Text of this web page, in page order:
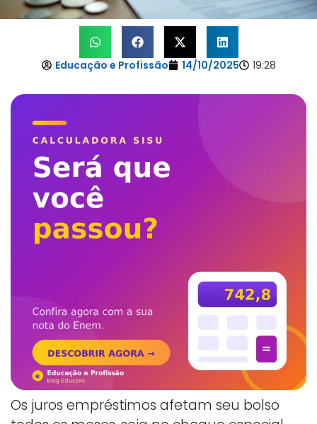
Educação e Profissão 14/10/2025 19:28
Os juros empréstimos afetam seu bolso